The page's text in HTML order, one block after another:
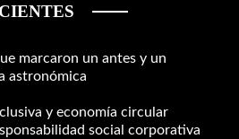
marcaron un antes y un
astronómica
y economía circular
social corporativa